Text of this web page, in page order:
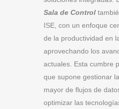
Sala de Control
ISE, con un enfoque
de la productividad en
aprovechando los
actuales. Esta cumbre
que supone gestionar
mayor de flujos de
optimizar las